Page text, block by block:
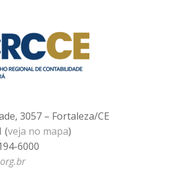
3057 – Fortaleza/CE
(veja no mapa)
6000